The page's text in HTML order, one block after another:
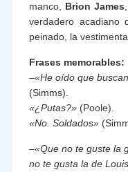
manco, Brion James
verdadero acadiano
peinado, la
Frases memorables:
–«He oído que
(Simms).
«¿Putas?» (Poole).
«No. Soldados»
–«Que no te guste la
no te gusta la de